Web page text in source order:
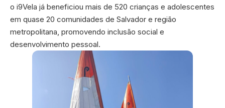
o i9Vela já beneficiou mais de 520 crianças e adolescentes
em quase 20 comunidades de Salvador e região
metropolitana, promovendo inclusão social e
desenvolvimento pessoal.